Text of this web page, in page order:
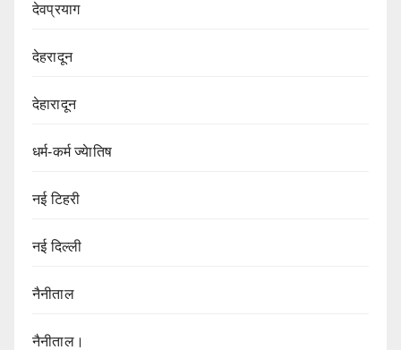
देवप्रयाग
देहरादून
देहारादून
धर्म-कर्म ज्येातिष
नई टिहरी
नई दिल्ली
नैनीताल
नैनीताल।